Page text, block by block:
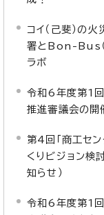
コイ（己斐）の
署とBon-Bus（
ラボ
令和6年度第1
推進審議会の開
第4回「商工セ
くりビジョン検
知らせ）
令和6年度第1